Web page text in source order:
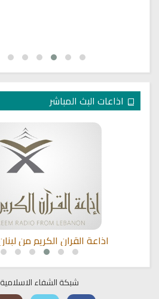
اذاعات البث المباشر
اذاعة القران الكريم من
شبكة الشفاء الاسلامية ©